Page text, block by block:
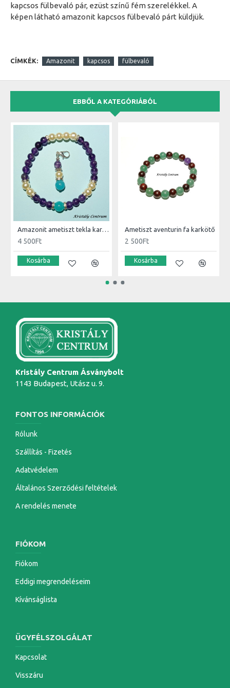
kapcsos fülbevaló pár, ezüst színű fém szerelékkel. A
képen látható amazonit kapcsos fülbevaló párt küldjük.
CÍMKÉK: Amazonit kapcsos fülbevaló
EBBŐL A KATEGÓRIÁBÓL
Amazonit ametiszt tekla karkötő és függő szett
4 500Ft
Kosárba
Ametiszt aventurin fa karkötő
2 500Ft
Kosárba
Kristály Centrum Ásványbolt
1143 Budapest, Utász u. 9.
FONTOS INFORMÁCIÓK
Rólunk
Szállítás - Fizetés
Adatvédelem
Általános Szerződési feltételek
A rendelés menete
FIÓKOM
Fiókom
Eddigi megrendeléseim
Kívánságlista
ÜGYFÉLSZOLGÁLAT
Kapcsolat
Visszáru